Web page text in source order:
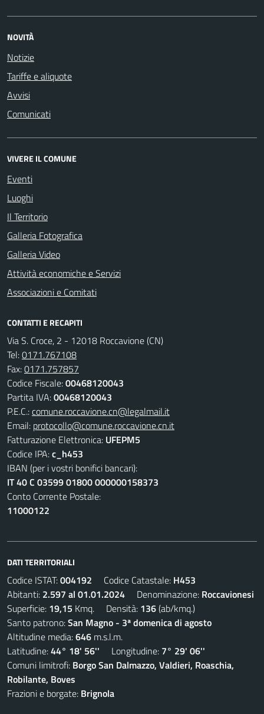
NOVITÀ
Notizie
Tariffe e aliquote
Avvisi
Comunicati
VIVERE IL COMUNE
Eventi
Luoghi
Il Territorio
Galleria Fotografica
Galleria Video
Attività economiche e Servizi
Associazioni e Comitati
CONTATTI E RECAPITI
Via S. Croce, 2 - 12018 Roccavione (CN)
Tel:0171.767108
Fax:0171.757857
Codice Fiscale:00468120043
Partita IVA:00468120043
P.E.C.:comune.roccavione.cn@legalmail.it
Email: protocollo@comune.roccavione.cn.it
Fatturazione Elettronica: UFEPM5
Codice IPA:c_h453
IBAN (per i vostri bonifici bancari):
IT 40 C 03599 01800 000000158373
Conto Corrente Postale:
11000122
DATI TERRITORIALI
Codice ISTAT:004192 Codice Catastale: H453
Abitanti: 2.597 al 01.01.2024 Denominazione: Roccavionesi
Superficie: 19,15 Kmq. Densità: 136(ab/kmq.)
Santo patrono:San Magno - 3ª domenica di agosto
Altitudine media:646 m.s.l.m.
Latitudine:44° 18' 56'' Longitudine: 7° 29' 06''
Comuni limitrofi: Borgo San Dalmazzo, Valdieri, Roaschia,
Robilante, Boves
Frazioni e borgate: Brignola